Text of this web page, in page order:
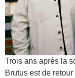
Trois ans après la
Brutus est de